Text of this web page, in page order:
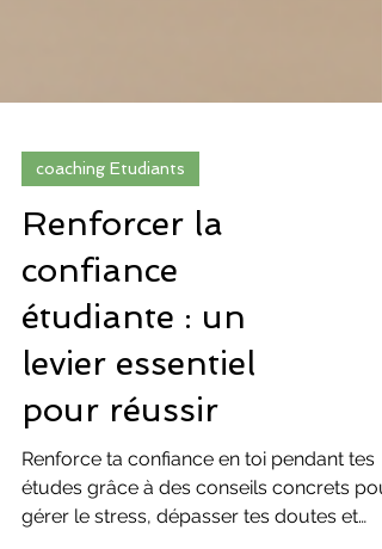
coaching Etudiants
Renforcer la
confiance
étudiante : un
levier essentiel
pour réussir
Renforce ta confiance en toi pendant tes